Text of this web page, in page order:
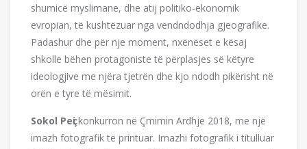
shumicë myslimane, dhe atij politiko-ekonomik
evropian, të kushtëzuar nga vendndodhja gjeografike.
Padashur dhe për nje moment, nxënëset e kësaj
shkolle bëhen protagoniste të përplasjes së këtyre
ideologjive me njëra tjetrën dhe kjo ndodh pikërisht në
orën e tyre të mësimit.
Sokol Peҫikonkurron në Çmimin Ardhje 2018, me një
imazh fotografik të printuar. Imazhi fotografik i titulluar